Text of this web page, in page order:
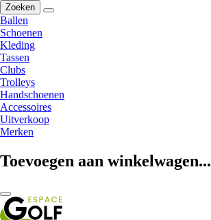
Zoeken
Ballen
Schoenen
Kleding
Tassen
Clubs
Trolleys
Handschoenen
Accessoires
Uitverkoop
Merken
Toevoegen aan winkelwagen...